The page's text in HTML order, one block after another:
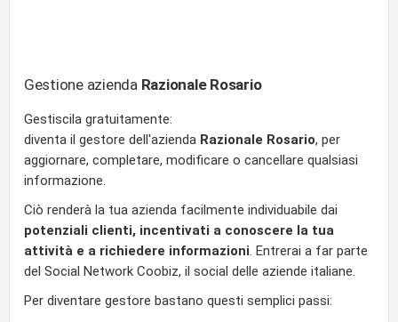
Gestione azienda Razionale Rosario
Gestiscila gratuitamente:
diventa il gestore dell'azienda Razionale Rosario, per
aggiornare, completare, modificare o cancellare qualsiasi
informazione.
Ciò renderà la tua azienda facilmente individuabile dai
potenziali clienti, incentivati a conoscere la tua
attività e a richiedere informazioni. Entrerai a far parte
del Social Network Coobiz, il social delle aziende italiane.
Per diventare gestore bastano questi semplici passi: